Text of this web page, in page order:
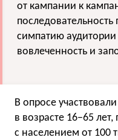
от кампании к
симпатию
вовлеченность и
В опросе
в возрасте 16−65
с населением от 100